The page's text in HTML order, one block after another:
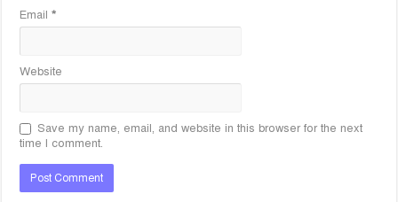
Email*
Website
Save my name, email, and website in this browser for the next
time I comment.